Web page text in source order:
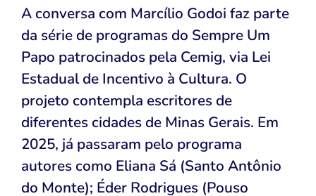
A conversa com Marcílio Godoi faz parte
da série de programas do Sempre Um
Papo patrocinados pela Cemig, via Lei
Estadual de Incentivo à Cultura. O
projeto contempla escritores de
diferentes cidades de Minas Gerais. Em
2025, já passaram pelo programa
autores como Eliana Sá (Santo Antônio
do Monte); Éder Rodrigues (Pouso